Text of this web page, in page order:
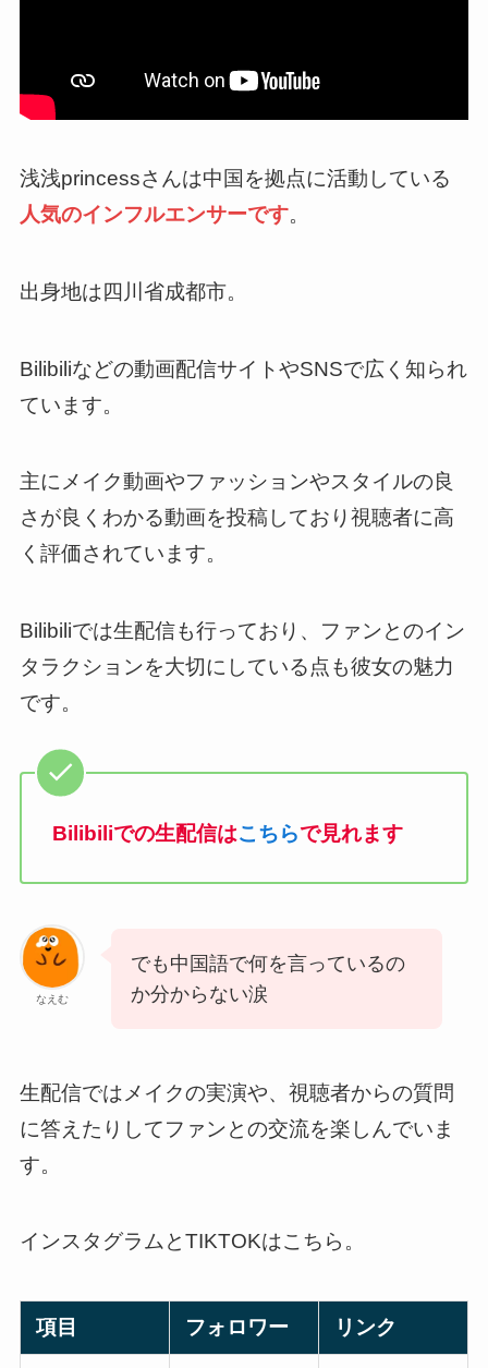
浅浅princessさんは中国を拠点に活動している
人気のインフルエンサーです。
出身地は四川省成都市。
Bilibiliなどの動画配信サイトやSNSで広く知られ
ています。
主にメイク動画やファッションやスタイルの良
さが良くわかる動画を投稿しており視聴者に高
く評価されています。
Bilibiliでは生配信も行っており、ファンとのイン
タラクションを大切にしている点も彼女の魅力
です。
Bilibiliでの生配信はこちらで見れます
なえむ
でも中国語で何を言っているの
か分からない涙
生配信ではメイクの実演や、視聴者からの質問
に答えたりしてファンとの交流を楽しんでいま
す。
インスタグラムとTIKTOKはこちら。
項目 フォロワー リンク